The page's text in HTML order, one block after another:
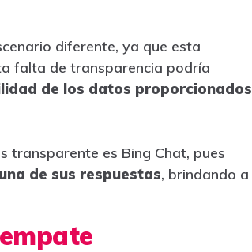
diferente, ya que esta
falta de transparencia podría
de los datos proporcionados
transparente es Bing Chat, pues
de sus respuestas, brindando a